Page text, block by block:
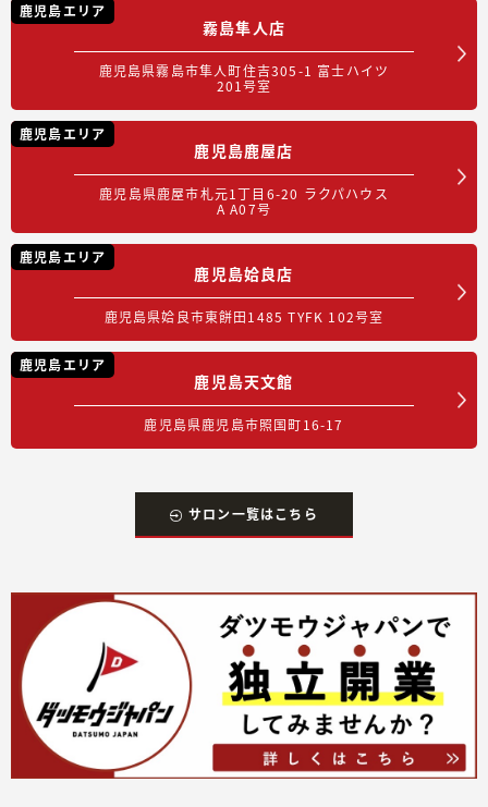
鹿児島エリア
霧島隼人店
鹿児島県霧島市隼人町住吉305-1 富士ハイツ
201号室
鹿児島エリア
鹿児島鹿屋店
鹿児島県鹿屋市札元1丁目6-20 ラクパハウス
A A07号
鹿児島エリア
鹿児島姶良店
鹿児島県姶良市東餅田1485 TYFK 102号室
鹿児島エリア
鹿児島天文館
鹿児島県鹿児島市照国町16-17
サロン一覧はこちら